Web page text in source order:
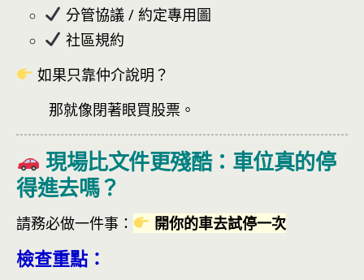
分管協議 / 約定專用圖
社區規約
如果只靠仲介說明？
那就像閉著眼買股票。
現場比文件更殘酷：車位真的停
得進去嗎？
請務必做一件事： 開你的車去試停一次
檢查重點：